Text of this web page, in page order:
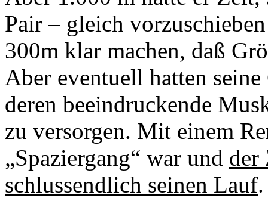
Pair – gleich
300m klar machen, daß
Aber eventuell hatten
deren beeindruckende
zu versorgen. Mit einem
„Spaziergang“ war und der
schlussendlich seinen Lauf.